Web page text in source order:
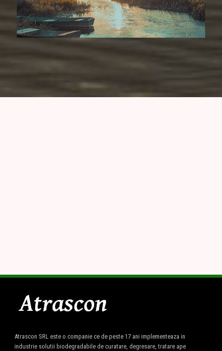
Atrascon SRL este o companie ce de peste 17 ani implementeaza in
industrie solutii biodegradabile de curatare, degresare, tratare ape